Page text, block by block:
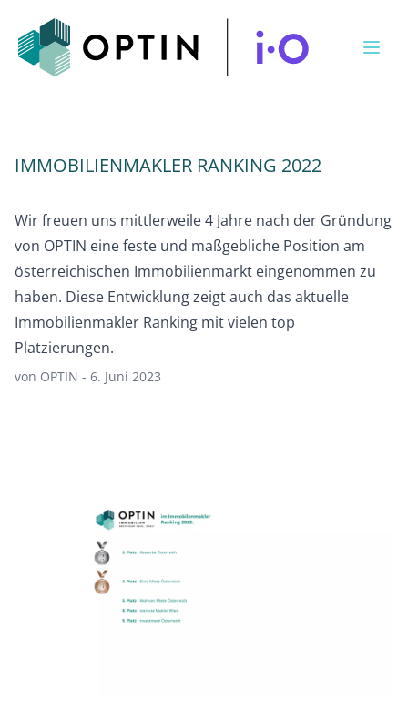
IMMOBILIENMAKLER RANKING 2022
Wir freuen uns mittlerweile 4 Jahre nach der Gründung
von OPTIN eine feste und maßgebliche Position am
österreichischen Immobilienmarkt eingenommen zu
haben. Diese Entwicklung zeigt auch das aktuelle
Immobilienmakler Ranking mit vielen top
Platzierungen.
von OPTIN - 6. Juni 2023